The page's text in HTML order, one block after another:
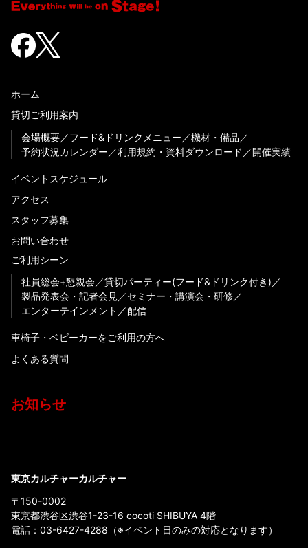
ホーム
貸切ご利用案内
会場概要
フード&ドリンクメニュー
機材・備品
予約状況カレンダー
利用規約・資料ダウンロード 開催実績
イベントスケジュール
アクセス
スタッフ募集
お問い合わせ
ご利用シーン
社員総会+懇親会
貸切パーティー(フード&ドリンク付き)
製品発表会・記者会見
セミナー・講演会・研修
エンターテインメント
配信
車椅子・ベビーカーをご利用の方へ
よくある質問
お知らせ
東京カルチャーカルチャー
〒150-0002
東京都渋谷区渋谷1-23-16 cocoti SHIBUYA 4階
電話： 03-6427-4288 （※イベント日のみの対応となります）